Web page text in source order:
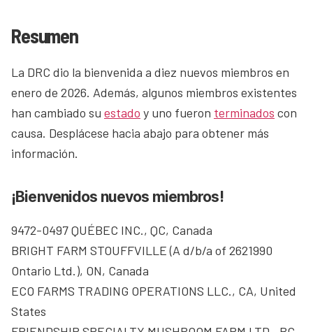
Resumen
La DRC dio la bienvenida a diez nuevos miembros en
enero de 2026. Además, algunos miembros existentes
han cambiado su estado y uno fueron terminados con
causa. Desplácese hacia abajo para obtener más
información.
¡Bienvenidos nuevos miembros!
9472-0497 QUÉBEC INC., QC, Canada
BRIGHT FARM STOUFFVILLE (A d/b/a of 2621990
Ontario Ltd.), ON, Canada
ECO FARMS TRADING OPERATIONS LLC., CA, United
States